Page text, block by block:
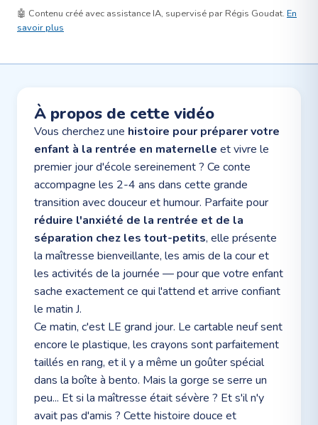
🤖 Contenu créé avec assistance IA, supervisé par Régis Goudat. En
savoir plus
À propos de cette vidéo
Vous cherchez une histoire pour préparer votre
enfant à la rentrée en maternelle et vivre le
premier jour d'école sereinement ? Ce conte
accompagne les 2-4 ans dans cette grande
transition avec douceur et humour. Parfaite pour
réduire l'anxiété de la rentrée et de la
séparation chez les tout-petits, elle présente
la maîtresse bienveillante, les amis de la cour et
les activités de la journée — pour que votre enfant
sache exactement ce qui l'attend et arrive confiant
le matin J.
Ce matin, c'est LE grand jour. Le cartable neuf sent
encore le plastique, les crayons sont parfaitement
taillés en rang, et il y a même un goûter spécial
dans la boîte à bento. Mais la gorge se serre un
peu... Et si la maîtresse était sévère ? Et s'il n'y
avait pas d'amis ? Cette histoire douce et